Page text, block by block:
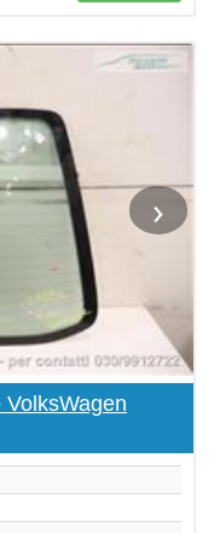
›